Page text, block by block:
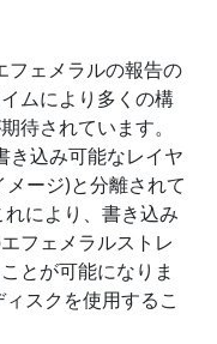
フェメラルの報告の
ムにより多くの構
待されています。
込み可能なレイヤ
ージ)と分離されて
により、書き込み
フェメラルストレ
とが可能になりま
スクを使用するこ